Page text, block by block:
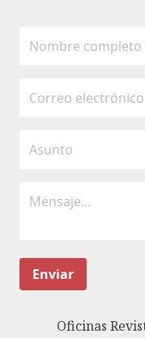
Enviar
Oficinas